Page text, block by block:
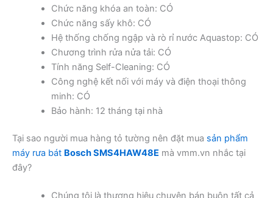
Chức năng khóa an toàn: CÓ
Chức năng sấy khô: CÓ
Hệ thống chống ngập và rò rỉ nước Aquastop: CÓ
Chương trình rửa nửa tải: CÓ
Tính năng Self-Cleaning: CÓ
Công nghệ kết nối với máy và điện thoại thông
minh: CÓ
Bảo hành: 12 tháng tại nhà
Tại sao người mua hàng tỏ tường nên đặt mua sản phẩm
máy rưa bát Bosch SMS4HAW48E mà vmm.vn nhắc tại
đây?
Chúng tôi là thương hiệu chuyên bán buôn tất cả